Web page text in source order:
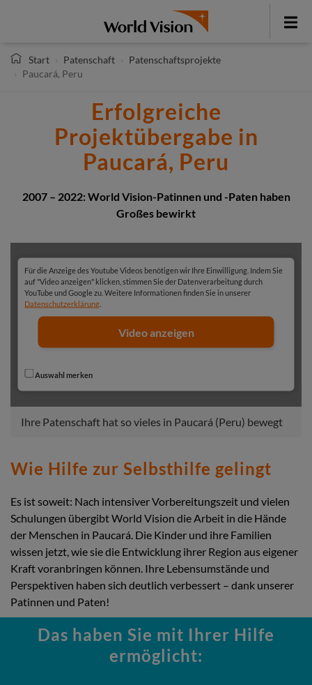
Toggle
Start
Patenschaft
Patenschaftsprojekte
Paucará, Peru
Erfolgreiche
Projektübergabe in
Paucará, Peru
2007 – 2022: World Vision-Patinnen und -Paten haben
Großes bewirkt
Für die Anzeige des Youtube Videos benötigen wir Ihre Einwilligung. Indem Sie
auf "Video anzeigen" klicken, stimmen Sie der Datenverarbeitung durch
YouTube und Google zu. Weitere Informationen finden Sie in unserer
Datenschutzerklärung
Video anzeigen
Auswahl merken
Ihre Patenschaft hat so vieles in Paucará (Peru) bewegt
Wie Hilfe zur Selbsthilfe gelingt
Es ist soweit: Nach intensiver Vorbereitungszeit und vielen
Schulungen übergibt World Vision die Arbeit in die Hände
der Menschen in Paucará. Die Kinder und ihre Familien
wissen jetzt, wie sie die Entwicklung ihrer Region aus eigener
Kraft voranbringen können. Ihre Lebensumstände und
Perspektiven haben sich deutlich verbessert – dank unserer
Patinnen und Paten!
Das haben Sie mit Ihrer Hilfe
ermöglicht: